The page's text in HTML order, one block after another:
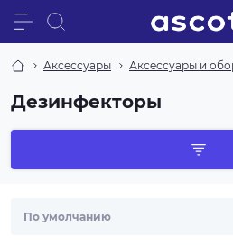
Аксессуары Аксессуары и
Дезинфекторы